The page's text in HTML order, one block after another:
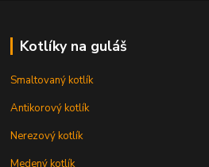
Kotlíky na guláš
Smaltovaný kotlík
Antikorový kotlík
Nerezový kotlík
Medený kotlík